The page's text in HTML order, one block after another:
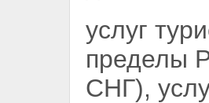
услуг
пределы
СНГ),